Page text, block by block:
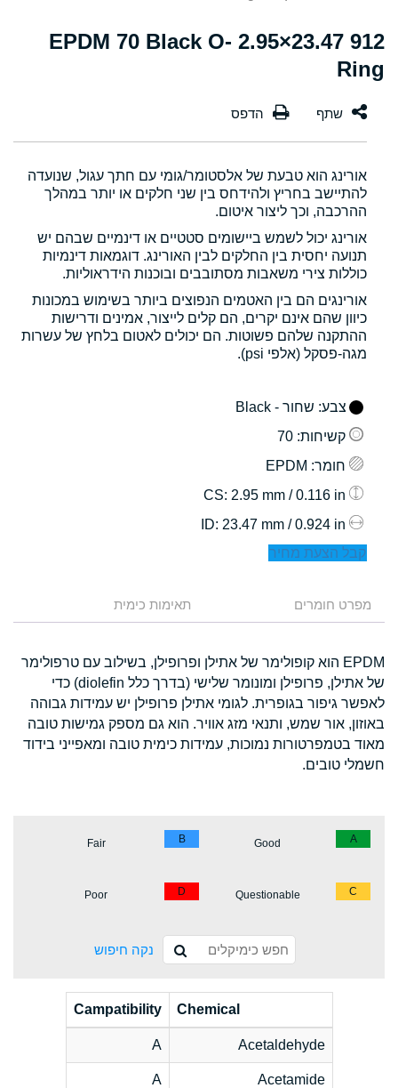
912 23.47×2.95 EPDM 70 Black O-
Ring
אורינג הוא טבעת של אלסטומר/גומי עם חתך עגול, שנועדה
להתיישב בחריץ ולהידחס בין שני חלקים או יותר במהלך
ההרכבה, וכך ליצור איטום.
אורינג יכול לשמש ביישומים סטטיים או דינמיים שבהם יש
תנועה יחסית בין החלקים לבין האורינג. דוגמאות דינמיות
כוללות צירי משאבות מסתובבים ובוכנות הידראוליות.
אורינגים הם בין האטמים הנפוצים ביותר בשימוש במכונות
כיוון שהם אינם יקרים, הם קלים לייצור, אמינים ודרישות
ההתקנה שלהם פשוטות. הם יכולים לאטום בלחץ של עשרות
מגה-פסקל (אלפי psi).
צבע: שחור - Black
קשיחות: 70
חומר: EPDM
: 2.95 mm / 0.116 in
: 23.47 mm / 0.924 in
קבל הצעת מחיר
מפרט חומרים תאימות כימית
EPDM הוא קופולימר של אתילן ופרופילן, בשילוב עם טרפולימר
של אתילן, פרופילן ומונומר שלישי (בדרך כלל diolefin) כדי
לאפשר גיפור בגופרית. לגומי אתילן פרופילן יש עמידות גבוהה
באוזון, אור שמש, ותנאי מזג אוויר. הוא גם מספק גמישות טובה
מאוד בטמפרטורות נמוכות, עמידות כימית טובה ומאפייני בידוד
חשמלי טובים.
A
Good
B
Fair
C
Questionable
D
Poor
נקה חיפוש
Chemical
Campatibility
Acetaldehyde
A
Acetamide
A